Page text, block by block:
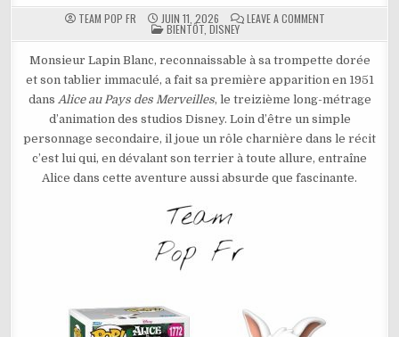
TEAM POP FR JUIN 11, 2026 LEAVE A COMMENT
POP
IN
–
WHITE
RABBIT
WITH
HORN
N°1772
POSTED
IN
BIENTÔT, DISNEY
Monsieur Lapin Blanc, reconnaissable à sa trompette dorée
et son tablier immaculé, a fait sa première apparition en 1951
dans Alice au Pays des Merveilles, le treizième long-métrage
d’animation des studios Disney. Loin d’être un simple
personnage secondaire, il joue un rôle charnière dans le récit
c’est lui qui, en dévalant son terrier à toute allure, entraîne
Alice dans cette aventure aussi absurde que fascinante.